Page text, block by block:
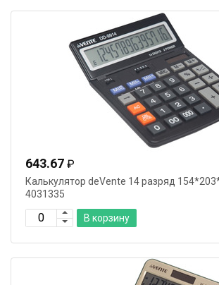
643.67 ₽
Калькулятор deVente 14 разряд
4031335
В корзину